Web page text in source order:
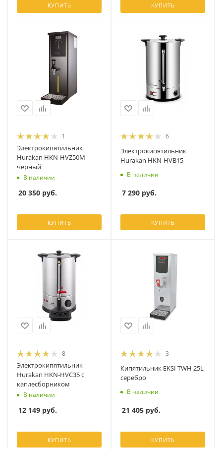
КУПИТЬ КУПИТЬ
1
Электрокипятильник
Hurakan HKN-HVZ50M
черный
В наличии
20 350 руб.
КУПИТЬ
6
Электрокипятильник
Hurakan HKN-HVB15
В наличии
7 290 руб.
КУПИТЬ
8
Электрокипятильник
Hurakan HKN-HVC35 с
каплесборником
В наличии
12 149 руб.
КУПИТЬ
3
Кипятильник EKSI TWH 25L
серебро
В наличии
21 405 руб.
КУПИТЬ